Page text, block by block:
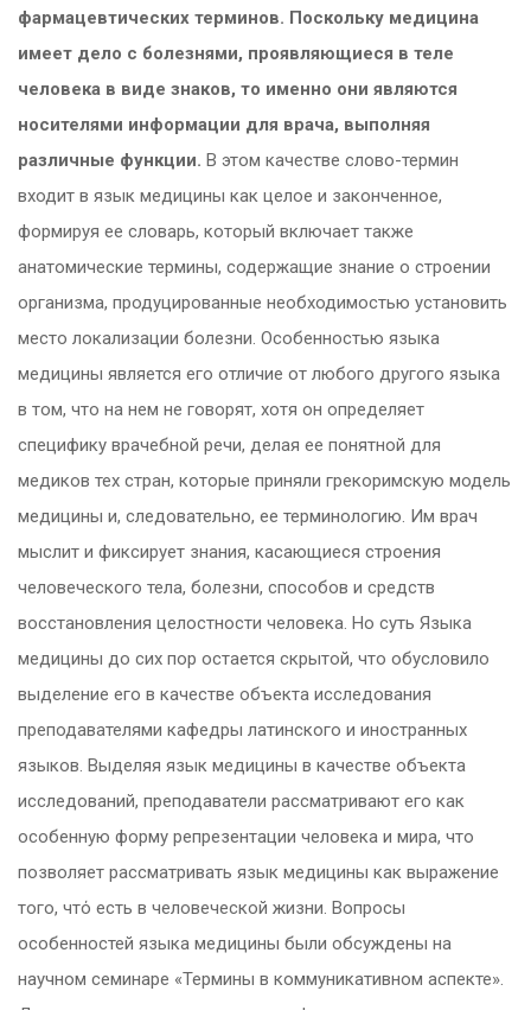
фармацевтических терминов. Поскольку медицина
имеет дело с болезнями, проявляющиеся в теле
человека в виде знаков, то именно они являются
носителями информации для врача, выполняя
различные функции. В этом качестве слово-термин
входит в язык медицины как целое и законченное,
формируя ее словарь, который включает также
анатомические термины, содержащие знание о строении
организма, продуцированные необходимостью установить
место локализации болезни. Особенностью языка
медицины является его отличие от любого другого языка
в том, что на нем не говорят, хотя он определяет
специфику врачебной речи, делая ее понятной для
медиков тех стран, которые приняли грекоримскую модель
медицины и, следовательно, ее терминологию. Им врач
мыслит и фиксирует знания, касающиеся строения
человеческого тела, болезни, способов и средств
восстановления целостности человека. Но суть Языка
медицины до сих пор остается скрытой, что обусловило
выделение его в качестве объекта исследования
преподавателями кафедры латинского и иностранных
языков. Выделяя язык медицины в качестве объекта
исследований, преподаватели рассматривают его как
особенную форму репрезентации человека и мира, что
позволяет рассматривать язык медицины как выражение
того, чтό есть в человеческой жизни. Вопросы
особенностей языка медицины были обсуждены на
научном семинаре «Термины в коммуникативном аспекте».